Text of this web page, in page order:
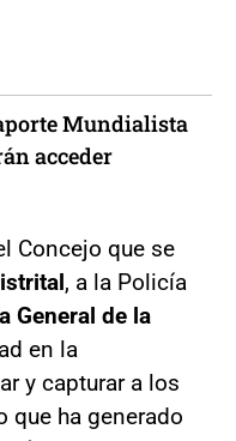
Mundialista
acceder
Concejo que se
, a la Policía
General de la
en la
y capturar a los
que ha generado